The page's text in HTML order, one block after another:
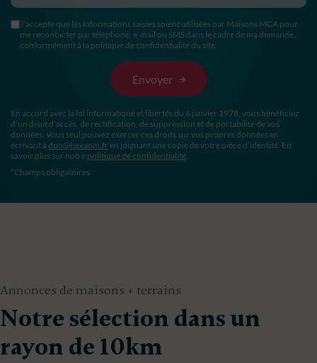
J’accepte que les informations saisies soient utilisées par Maisons MCA pour
me recontacter par téléphone, e-mail ou SMS dans le cadre de ma demande,
conformément à la politique de confidentialité du site.
En accord avec la loi informatique et libertés du 6 janvier 1978, vous bénéficiez
d’un droit d’accès, de rectification, de suppression et de portabilité de vos
données. Vous seul pouvez exercer ces droits sur vos propres données en
écrivant à dpo@hexaom.fr en joignant une copie de votre pièce d’identité. En
savoir plus sur notre politique de confidentialité.
*Champs obligatoires
Annonces de maisons + terrains
Notre sélection dans un
rayon de 10km